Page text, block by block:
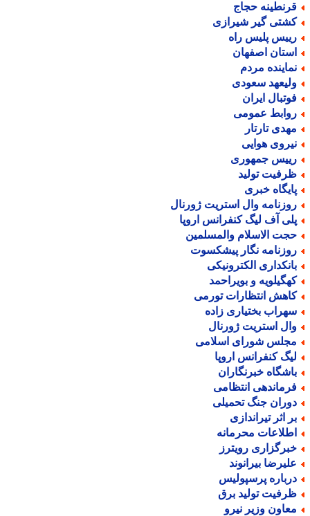
حجاج
گیر شیرازی
پلیس راه
اصفهان
مردم
سعودی
ایران
عمومی
تارتار
هوایی
جمهوری
تولید
خبری
وال استریت ژورنال
آف لیگ کنفرانس اروپا
الاسلام والمسلمین
نگار پیشکسوت
الکترونیکی
و بویراحمد
انتظارات تورمی
بختیاری زاده
استریت ژورنال
شورای اسلامی
کنفرانس اروپا
خبرنگاران
انتظامی
جنگ تحمیلی
اثر تیراندازی
محرمانه
رویترز
بیرانوند
پرسپولیس
تولید برق
وزیر نیرو